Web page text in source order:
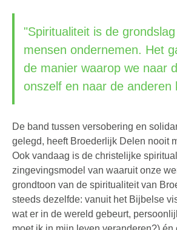
"Spiritualiteit is de
mensen ondernemen. Het
de manier waarop we naar
onszelf en naar de anderen
De band tussen versobering en
gelegd, heeft Broederlijk Delen nooit
Ook vandaag is de christelijke
zingevingsmodel van waaruit onze
grondtoon van de spiritualiteit van
steeds dezelfde: vanuit het Bijbelse
wat er in de wereld gebeurt,